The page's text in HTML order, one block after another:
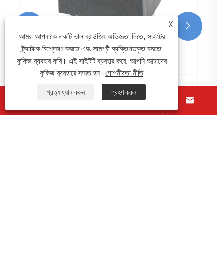
কিভাবে একটি ক্ষুদ্র সংকেত রিলে কাজ করে?
আরো দেখুন >>

 
X
আমরা আপনাকে একটি ভাল ব্রাউজিং অভিজ্ঞতা দিতে, সাইটের
ট্র্যাফিক বিশ্লেষণ করতে এবং সামগ্রী ব্যক্তিগতকৃত করতে
কুকিজ ব্যবহার করি। এই সাইটটি ব্যবহার করে, আপনি আমাদের
কুকিজ ব্যবহারে সম্মত হন।গোপনীয়তা নীতি
প্রত্যাখ্যান করুন গ্রহণ করুন